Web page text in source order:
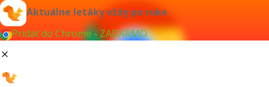
Aktuálne letáky vždy po ruke
Pridať do Chrome - ZADARMO